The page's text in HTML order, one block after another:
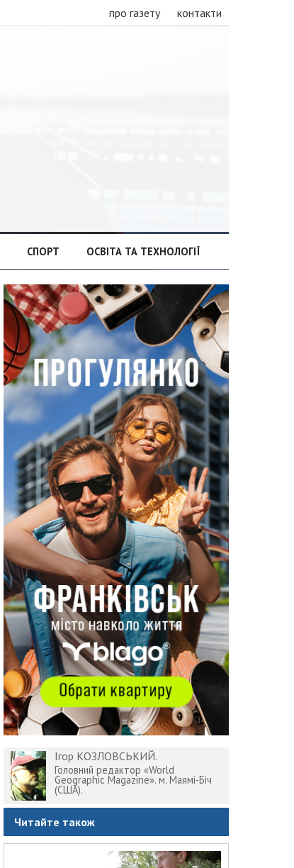
про газету контакти
СПОРТ ОСВІТА ТА ТЕХНОЛОГІЇ
Ігор КОЗЛОВСЬКИЙ.
Головний редактор «World
Geographic Magazine». м. Маямі-Біч
(США).
Читайте також